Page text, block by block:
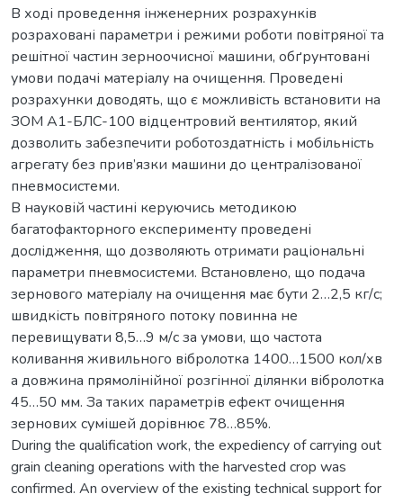
В ході проведення інженерних розрахунків
розраховані параметри і режими роботи повітряної та
решітної частин зерноочисної машини, обґрунтовані
умови подачі матеріалу на очищення. Проведені
розрахунки доводять, що є можливість встановити на
ЗОМ А1-БЛС-100 відцентровий вентилятор, який
дозволить забезпечити роботоздатність і мобільність
агрегату без прив’язки машини до централізованої
пневмосистеми.
В науковій частині керуючись методикою
багатофакторного експерименту проведені
дослідження, що дозволяють отримати раціональні
параметри пневмосистеми. Встановлено, що подача
зернового матеріалу на очищення має бути 2…2,5 кг/с;
швидкість повітряного потоку повинна не
перевищувати 8,5…9 м/с за умови, що частота
коливання живильного вібролотка 1400…1500 кол/хв
а довжина прямолінійної розгінної ділянки вібролотка
45…50 мм. За таких параметрів ефект очищення
зернових сумішей дорівнює 78…85%.
During the qualification work, the expediency of carrying out
grain cleaning operations with the harvested crop was
confirmed. An overview of the existing technical support for